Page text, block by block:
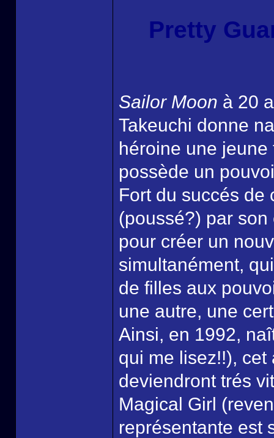
Pretty
Sailor Moon à 20
Takeuchi donne
héroine une
possède un
Fort du succés de
(poussé?) par
pour créer un
simultanément,
de filles aux
une autre, une
Ainsi, en 1992,
qui me lisez!!),
deviendront trés
Magical Girl
représentante est